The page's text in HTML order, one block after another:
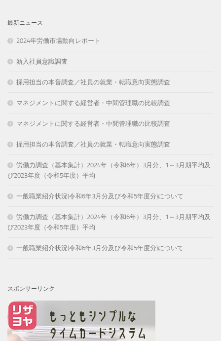
最新ニュース
2024年労働市場動向レポート
新入社員意識調査
採用担当の本音調査／社員の就業・転職意向実態調査
マネジメントに関する経営者・中間管理職の比較調査
マネジメントに関する経営者・中間管理職の比較調査
採用担当の本音調査／社員の就業・転職意向実態調査
労働力調査（基本集計）2024年（令和6年）3月分、1～3月期平均及
び2023年度（令和5年度）平均
一般職業紹介状況(令和6年3月分及び令和5年度分)について
労働力調査（基本集計）2024年（令和6年）3月分、1～3月期平均及
び2023年度（令和5年度）平均
一般職業紹介状況(令和6年3月分及び令和5年度分)について
スポンサーリンク